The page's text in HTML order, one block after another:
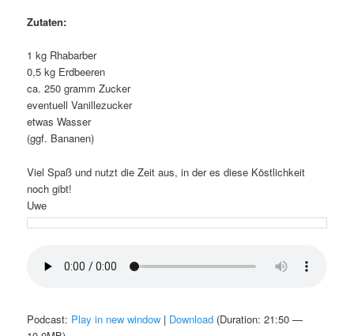
Zutaten:
1 kg Rhabarber
0,5 kg Erdbeeren
ca. 250 gramm Zucker
eventuell Vanillezucker
etwas Wasser
(ggf. Bananen)
Viel Spaß und nutzt die Zeit aus, in der es diese Köstlichkeit
noch gibt!
Uwe
Podcast: Play in new window | Download (Duration: 21:50 —